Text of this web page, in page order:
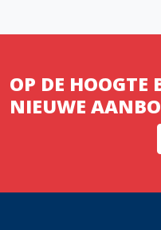
OP DE HOOGTE
NIEUWE